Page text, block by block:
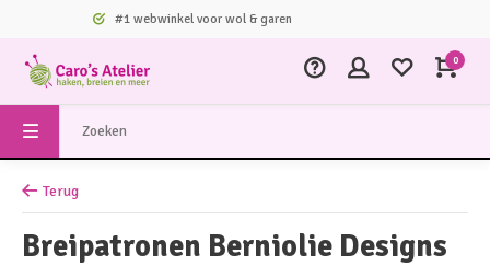
#1 webwinkel voor wol & garen
0
Terug
Breipatronen Berniolie Designs